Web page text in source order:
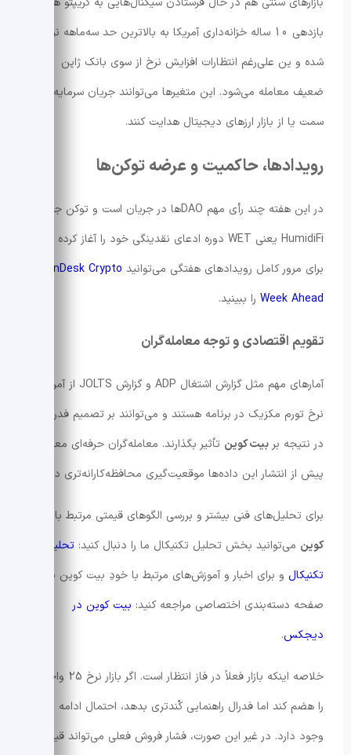
بازدهی 10 ساله خزانه‌داری آمریکا به بالاترین حد سه‌ماهه نزدیک
شده و ین علی‌رغم انتظارات افزایش نرخ از سوی بانک ژاپن
ضعیف معامله می‌شود. این متغیرها می‌توانند جریان سرمایه را به
سمت یا از بازار ارزهای دیجیتال هدایت کنند.
رویدادها، حاکمیت و عرضه توکن‌ها
در این هفته چند رأی مهم DAOها در جریان است و توکن جدید
HumidiFi یعنی WET دوره ادعای نقدینگی خود را آغاز کرده است.
برای مرور کامل رویدادهای هفتگی می‌توانید CoinDesk Crypto
Week Ahead را ببینید.
تقویم اقتصادی و توجه معامله‌گران
آمارهای مهم مثل گزارش اشتغال ADP و گزارش JOLTS از آمریکا و
نرخ تورم مکزیک در برنامه هستند و می‌توانند بر تصمیم فدرال و
در نتیجه بر بیت کوین تأثیر بگذارند. معامله‌گران حرفه‌ای معمولاً
پیش از انتشار این داده‌ها موقعیت‌گیری محافظه‌کارانه‌تری دارند.
برای تحلیل‌های فنی بیشتر و بررسی الگوهای قیمتی مرتبط با
کوین می‌توانید بخش تحلیل تکنیکال ما را دنبال کنید: تحلیل
تکنیکال و برای اخبار و آموزش‌های مرتبط با خودِ بیت کوین به
صفحه دسته‌بندی اختصاصی مراجعه کنید: بیت کوین در
دیجکس.
خلاصه اینکه بازار فعلاً در فاز انتظار است. اگر بازار نرخ 25 واحدی
را هضم کند اما فدرال راهنمایی کُندتری بدهد، احتمال ادامه رالی
وجود دارد. در غیر این صورت، فشار فروش فعلی می‌تواند قیمت را